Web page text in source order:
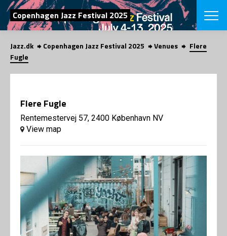
SEARCH
Copenhagen Jazz Festival 2025
Danish
Contributors
Press
Contact us
Privacy
SHOP
Jazz.dk Copenhagen Jazz Festival 2025 Venues
Flere
Fugle
Flere Fugle
Rentemestervej 57, 2400 København NV
View map